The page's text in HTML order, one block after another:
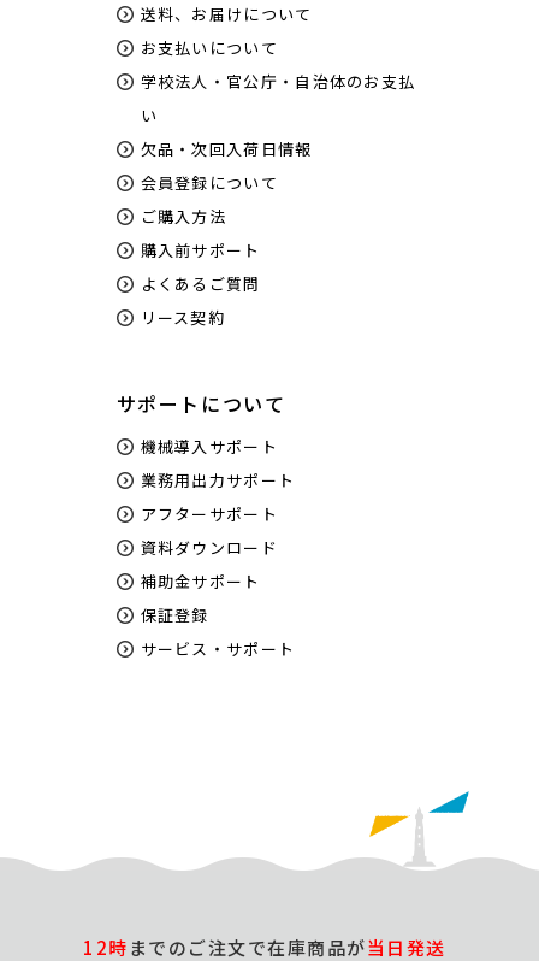
送料、お届けについて
お支払いについて
学校法人・官公庁・自治体のお支払
い
欠品・次回入荷日情報
会員登録について
ご購入方法
購入前サポート
よくあるご質問
リース契約
サポートについて
機械導入サポート
業務用出力サポート
アフターサポート
資料ダウンロード
補助金サポート
保証登録
サービス・サポート
12時までのご注文で在庫商品が当日発送